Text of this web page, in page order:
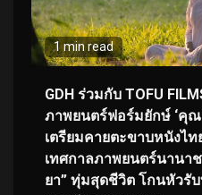
1 min read
GDH ร่วมกับ TOFU
ภาพยนตร์ฟอร์มยักษ์ ‘คุณ
เตรียมคายตะขาบหนังไ
เทศกาลภาพยนตร์นานา
ยา” ทุ่มสุดชีวิต โกนหัวรั